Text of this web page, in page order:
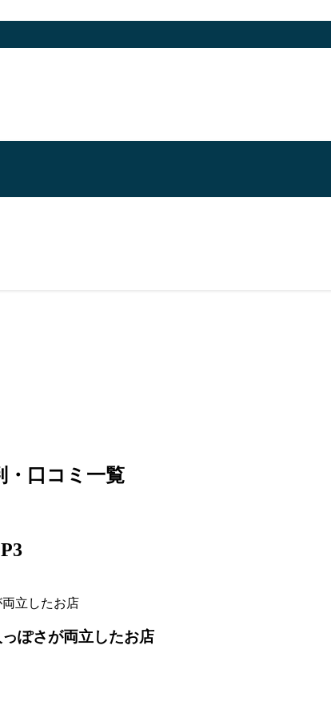
・口コミ一覧
ぽさが両立したお店